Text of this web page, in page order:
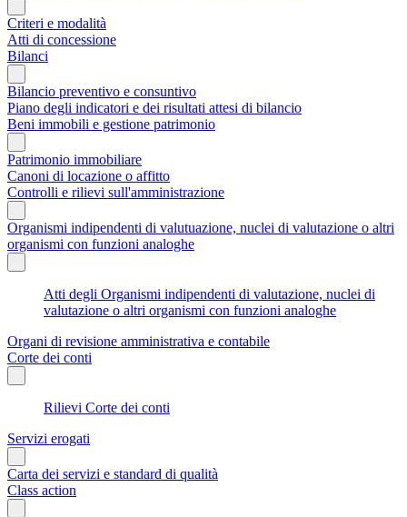
Criteri e modalità
Atti di concessione
Bilanci
Bilancio preventivo e consuntivo
Piano degli indicatori e dei risultati attesi di bilancio
Beni immobili e gestione patrimonio
Patrimonio immobiliare
Canoni di locazione o affitto
Controlli e rilievi sull'amministrazione
Organismi indipendenti di valutuazione, nuclei di valutazione o altri
organismi con funzioni analoghe
Atti degli Organismi indipendenti di valutazione, nuclei di
valutazione o altri organismi con funzioni analoghe
Organi di revisione amministrativa e contabile
Corte dei conti
Rilievi Corte dei conti
Servizi erogati
Carta dei servizi e standard di qualità
Class action